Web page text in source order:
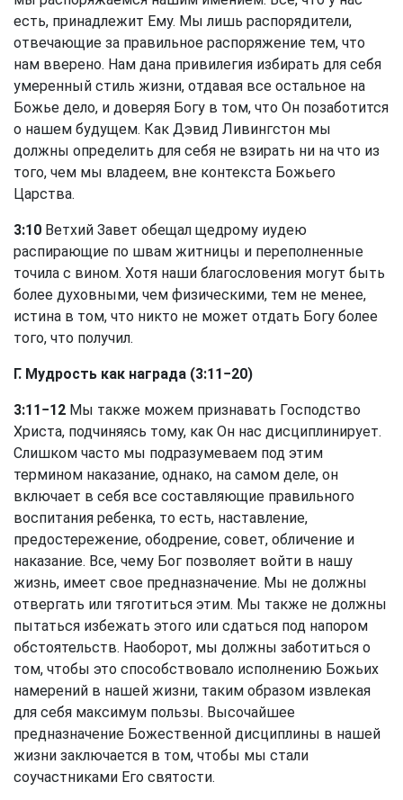
есть, принадлежит Ему. Мы лишь распорядители,
отвечающие за правильное распоряжение тем, что
нам вверено. Нам дана привилегия избирать для себя
умеренный стиль жизни, отдавая все остальное на
Божье дело, и доверяя Богу в том, что Он позаботится
о нашем будущем. Как Дэвид Ливингстон мы
должны определить для себя не взирать ни на что из
того, чем мы владеем, вне контекста Божьего
Царства.
3:10 Ветхий Завет обещал щедрому иудею
распирающие по швам житницы и переполненные
точила с вином. Хотя наши благословения могут быть
более духовными, чем физическими, тем не менее,
истина в том, что никто не может отдать Богу более
того, что получил.
Г. Мудрость как награда (3:11−20)
3:11−12 Мы также можем признавать Господство
Христа, подчиняясь тому, как Он нас дисциплинирует.
Слишком часто мы подразумеваем под этим
термином наказание, однако, на самом деле, он
включает в себя все составляющие правильного
воспитания ребенка, то есть, наставление,
предостережение, ободрение, совет, обличение и
наказание. Все, чему Бог позволяет войти в нашу
жизнь, имеет свое предназначение. Мы не должны
отвергать или тяготиться этим. Мы также не должны
пытаться избежать этого или сдаться под напором
обстоятельств. Наоборот, мы должны заботиться о
том, чтобы это способствовало исполнению Божьих
намерений в нашей жизни, таким образом извлекая
для себя максимум пользы. Высочайшее
предназначение Божественной дисциплины в нашей
жизни заключается в том, чтобы мы стали
соучастниками Его святости.